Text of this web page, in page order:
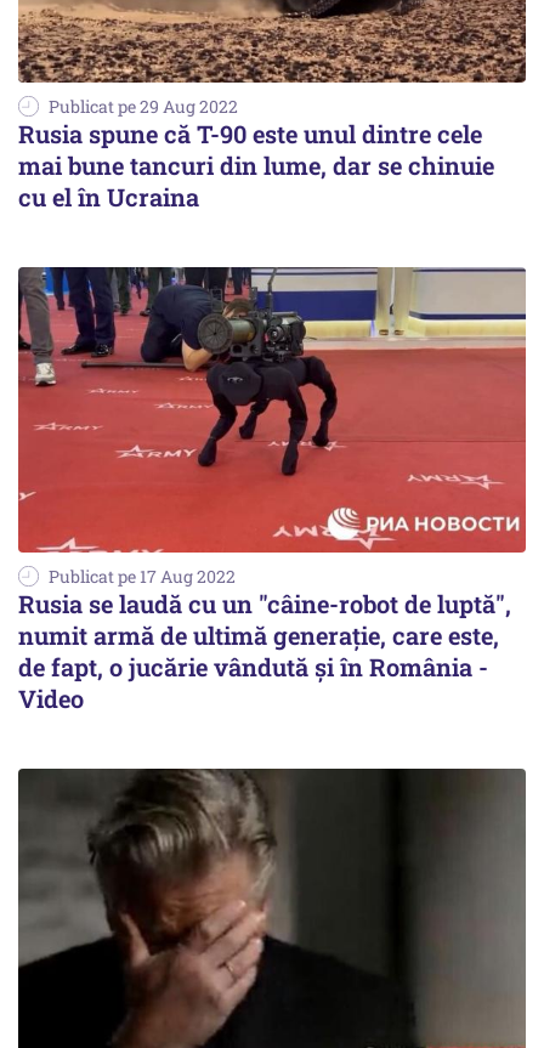
Publicat pe 29 Aug 2022
Rusia spune că T-90 este unul dintre cele
mai bune tancuri din lume, dar se chinuie
cu el în Ucraina
Publicat pe 17 Aug 2022
Rusia se laudă cu un "câine-robot de luptă",
numit armă de ultimă generație, care este,
de fapt, o jucărie vândută și în România -
Video